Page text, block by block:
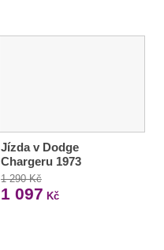
Jízda v Dodge
Chargeru 1973
1 290 Kč
1 097 Kč